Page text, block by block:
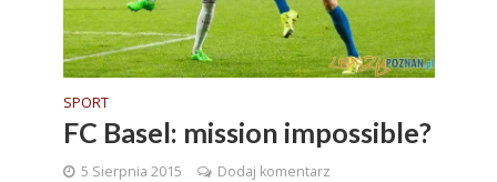
SPORT
FC Basel: mission impossible?
5 Sierpnia 2015 Dodaj komentarz